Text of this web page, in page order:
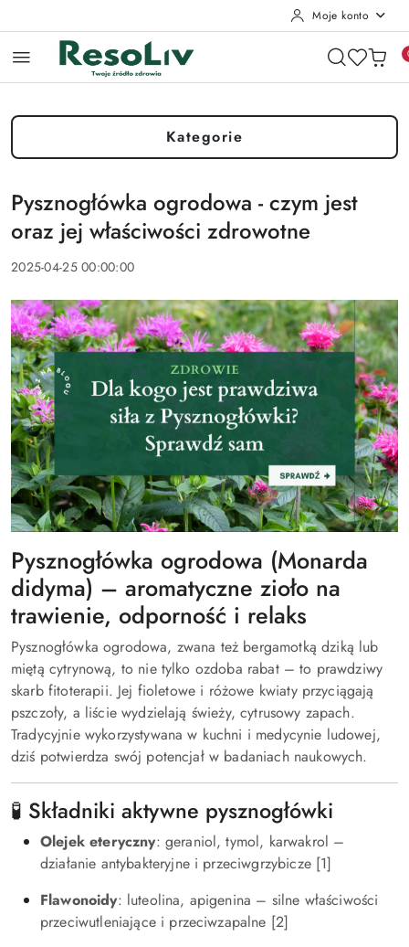
Moje konto
Kategorie
Pysznogłówka ogrodowa - czym jest
oraz jej właściwości zdrowotne
2025-04-25 00:00:00
Pysznogłówka ogrodowa (Monarda
didyma) – aromatyczne zioło na
trawienie, odporność i relaks
Pysznogłówka ogrodowa, zwana też bergamotką dziką lub
miętą cytrynową, to nie tylko ozdoba rabat – to prawdziwy
skarb fitoterapii. Jej fioletowe i różowe kwiaty przyciągają
pszczoły, a liście wydzielają świeży, cytrusowy zapach.
Tradycyjnie wykorzystywana w kuchni i medycynie ludowej,
dziś potwierdza swój potencjał w badaniach naukowych.
🧪 Składniki aktywne pysznogłówki
Olejek eteryczny: geraniol, tymol, karwakrol –
działanie antybakteryjne i przeciwgrzybicze [1]
Flawonoidy: luteolina, apigenina – silne właściwości
przeciwutleniające i przeciwzapalne [2]